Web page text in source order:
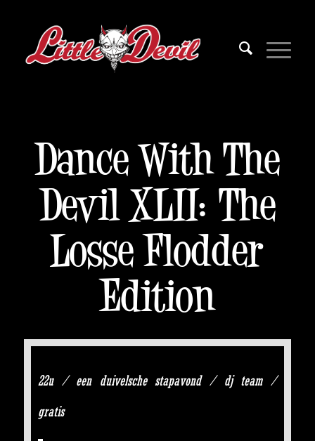
Dance With The
Devil XLII: The
Losse Flodder
Edition
22u / een duivelsche stapavond / dj team /
gratis